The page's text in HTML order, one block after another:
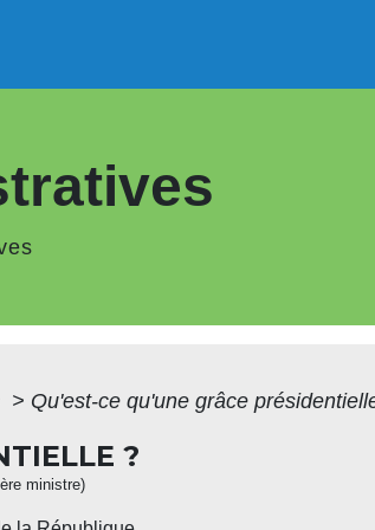
> Qu'est-ce qu'une grâce
?
ministre)